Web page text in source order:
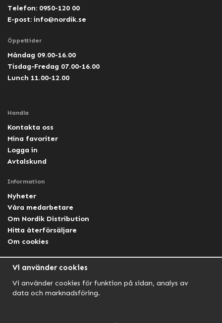
Telefon: 0950-120 00
E-post: info@nordik.se
Öppettider
Måndag 09.00-16.00
Tisdag-Fredag 07.00-16.00
Lunch 11.00-12.00
Handla
Kontakta oss
Mina favoriter
Logga in
Avtalskund
Information
Nyheter
Våra medarbetare
Om Nordik Distribution
Hitta återförsäljare
Om cookies
Facebook Lightforce Sweden
Vi använder cookies
Vi använder cookies för funktion på sidan, analys av
data och marknadsföring.